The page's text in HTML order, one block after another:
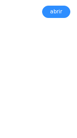
abrir